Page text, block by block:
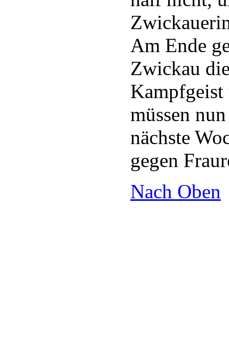
Am Ende
Zwickau
Kampfgeist
müssen
nächste
gegen
Nach Oben